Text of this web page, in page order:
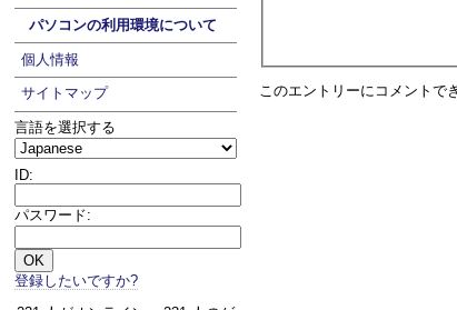
パソコンの利用環境について
個人情報
サイトマップ
言語を選択する
ID:
パスワード:
登録したいですか?
このエントリーにコメントで